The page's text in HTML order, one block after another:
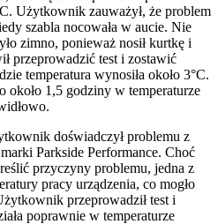
Użytkownik zauważył, że problem
szabla nocowała w aucie. Nie
zimno, ponieważ nosił kurtkę i
przeprowadzić test i zostawić
temperatura wynosiła około 3°C.
około 1,5 godziny w temperaturze
doświadczył problemu z
Parkside Performance. Choć
przyczyny problemu, jedna z
pracy urządzenia, co mogło
przeprowadził test i
poprawnie w temperaturze